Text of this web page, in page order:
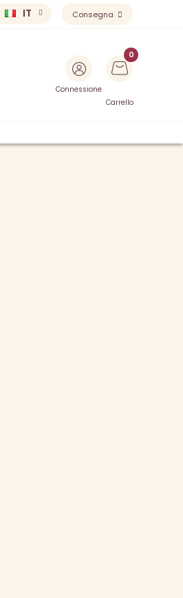
IT Consegna
Connessione
Carrello